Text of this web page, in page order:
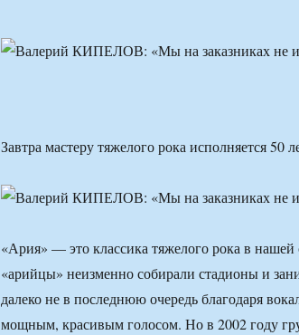
Завтра мастеру тяжелого рока исполняется 50
«Ария» — это классика тяжелого рока в нашей
«арийцы» неизменно собирали стадионы и
далеко не в последнюю очередь благодаря
мощным, красивым голосом. Но в 2002 году